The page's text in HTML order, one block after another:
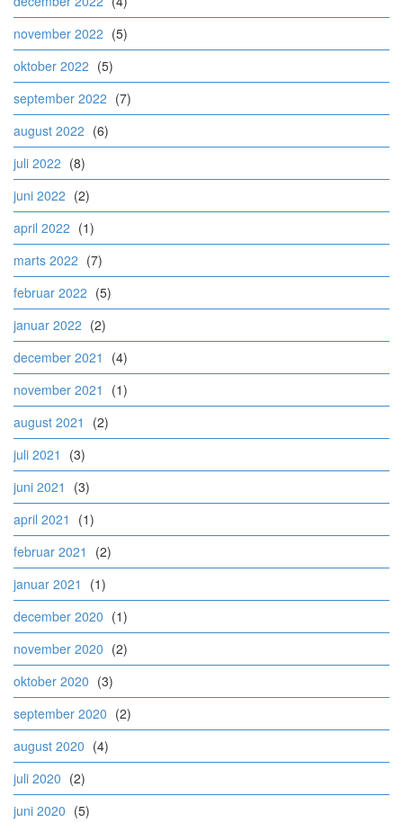
november 2022 (5)
oktober 2022 (5)
september 2022 (7)
august 2022 (6)
juli 2022 (8)
juni 2022 (2)
april 2022 (1)
marts 2022 (7)
februar 2022 (5)
januar 2022 (2)
december 2021
(4)
november 2021
(1)
august 2021
(2)
juli 2021
(3)
juni 2021
(3)
april 2021
(1)
februar 2021
(2)
januar 2021
(1)
december 2020 (1)
november 2020 (2)
oktober 2020 (3)
september 2020 (2)
august 2020 (4)
juli 2020 (2)
juni 2020 (5)